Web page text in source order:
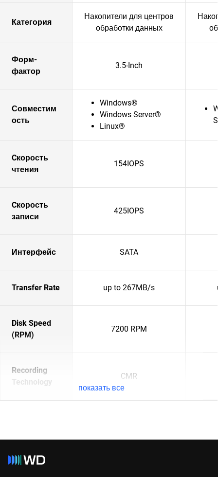
Категория
Накопители для центров
обработки данных
Форм-
фактор
3.5-Inch
Совместим
ость
Windows®
Windows Server®
Linux®
Cкорость
чтения
154IOPS
Cкорость
записи
425IOPS
Интерфейс SATA
Transfer Rate up to 267MB/s
Disk Speed
(RPM)
7200 RPM
Recording
Technology
CMR
показать все